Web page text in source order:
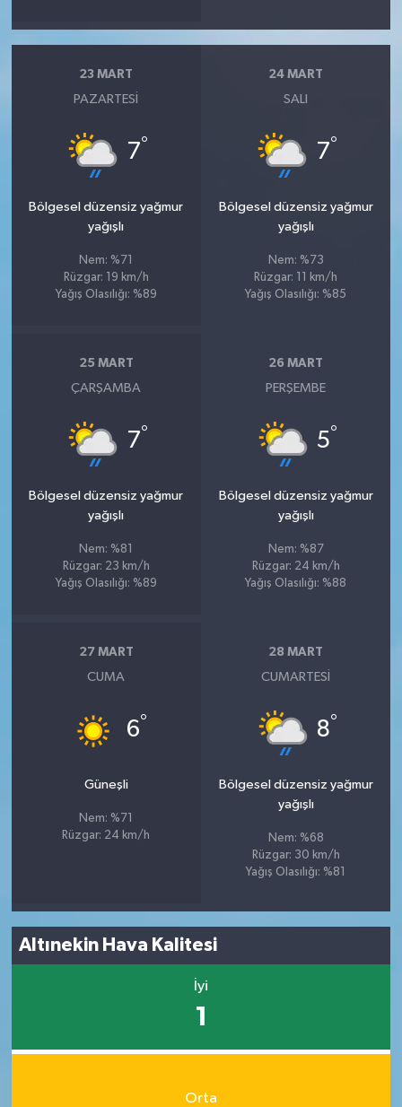
23 MART
PAZARTESI
7°
Bölgesel düzensiz yağmur
yağışlı
Nem: %71
Rüzgar: 19 km/h
Yağış Olasılığı: %89
24 MART
SALI
7°
Bölgesel düzensiz yağmur
yağışlı
Nem: %73
Rüzgar: 11 km/h
Yağış Olasılığı: %85
25 MART
ÇARŞAMBA
7°
Bölgesel düzensiz yağmur
yağışlı
Nem: %81
Rüzgar: 23 km/h
Yağış Olasılığı: %89
26 MART
PERŞEMBE
5°
Bölgesel düzensiz yağmur
yağışlı
Nem: %87
Rüzgar: 24 km/h
Yağış Olasılığı: %88
27 MART
CUMA
6°
Güneşli
Nem: %71
Rüzgar: 24 km/h
28 MART
CUMARTESI
8°
Bölgesel düzensiz yağmur
yağışlı
Nem: %68
Rüzgar: 30 km/h
Yağış Olasılığı: %81
Altınekin Hava Kalitesi
İyi
1
Orta